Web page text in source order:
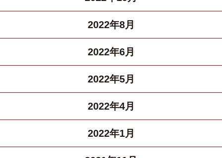
2022年8月
2022年6月
2022年5月
2022年4月
2022年1月